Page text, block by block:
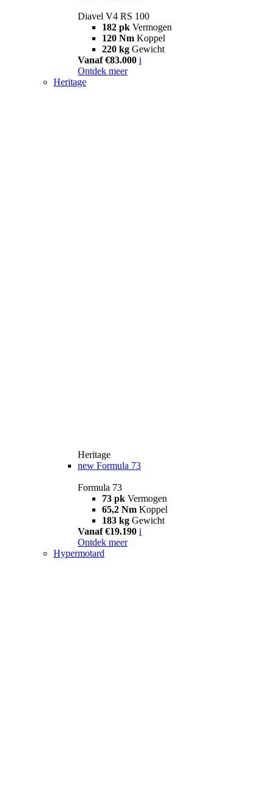
Diavel V4 RS 100
182 pk Vermogen
120 Nm Koppel
220 kg Gewicht
Vanaf €83.000 i
Ontdek meer
Heritage
Heritage
new Formula 73
Formula 73
73 pk Vermogen
65,2 Nm Koppel
183 kg Gewicht
Vanaf €19.190 i
Ontdek meer
Hypermotard